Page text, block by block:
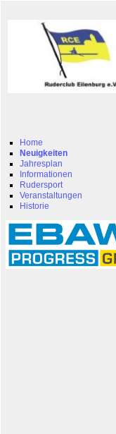
Home
Neuigkeiten
Jahresplan
Informationen
Rudersport
Veranstaltungen
Historie